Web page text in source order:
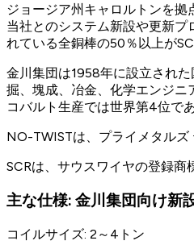
ジョージア州キャロルトンを
当社とのシステム新設や更新
れている全銅棒の50％以上が
金川集団は1958年に設立され
掘、塊成、冶金、化学エンジ
コバルト生産では世界第4位で
NO-TWISTは、プライメタル
SCRは、サウスワイヤの登録商
主な仕様: 金川集団向け新
コイルサイズ: 2～4トン